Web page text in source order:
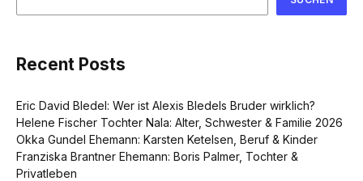
Recent Posts
Eric David Bledel: Wer ist Alexis Bledels Bruder wirklich?
Helene Fischer Tochter Nala: Alter, Schwester & Familie 2026
Okka Gundel Ehemann: Karsten Ketelsen, Beruf & Kinder
Franziska Brantner Ehemann: Boris Palmer, Tochter &
Privatleben